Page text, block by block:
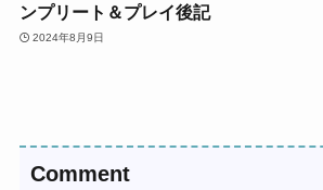
ンプリート＆プレイ後記
2024年8月9日
Comment